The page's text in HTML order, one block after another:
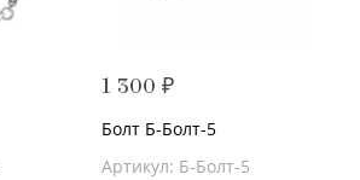
1 300 ₽
Болт Б-Болт-5
Артикул: Б-Болт-5